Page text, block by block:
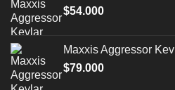
$54.000
Maxxis Aggressor
$79.000